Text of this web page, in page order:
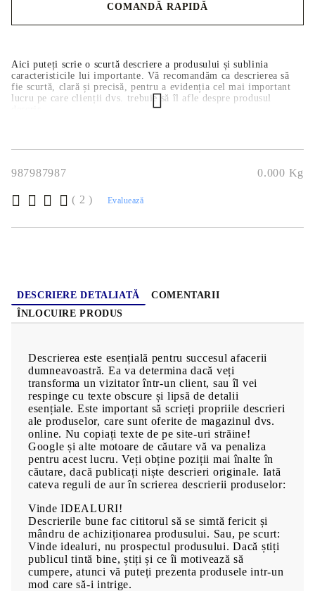
Aici puteți scrie o scurtă descriere a produsului și sublinia
caracteristicile lui importante. Vă recomandăm ca descrierea să
fie scurtă, clară și precisă, pentru a evidenția cel mai important
lucru pe care clienții dvs. trebuie să îl afle despre produsul
COMANDĂ RAPIDĂ
987987987 0.000 Kg
( 2 ) Evaluează
DESCRIERE DETALIATĂ
COMENTARII
ÎNLOCUIRE PRODUS
Descrierea este esențială pentru succesul afacerii
dumneavoastră. Ea va determina dacă veți
transforma un vizitator într-un client, sau îl vei
respinge cu texte obscure și lipsă de detalii
esențiale. Este important să scrieți propriile descrieri
ale produselor, care sunt oferite de magazinul dvs.
online. Nu copiați texte de pe site-uri străine!
Google și alte motoare de căutare vă va penaliza
pentru acest lucru. Veți obține poziții mai înalte în
căutare, dacă publicați niște descrieri originale. Iată
cateva reguli de aur în scrierea descrierii produselor:
Vinde IDEALURI!
Descrierile bune fac cititorul să se simtă fericit și
mândru de achiziționarea produsului. Sau, pe scurt:
Vinde idealuri, nu prospectul produsului. Dacă știți
publicul tintă bine, știți și ce îi motivează să
cumpere, atunci vă puteți prezenta produsele intr-un
mod care să-i intrige.